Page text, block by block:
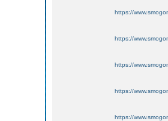
https://
https://
https://
https://
https://